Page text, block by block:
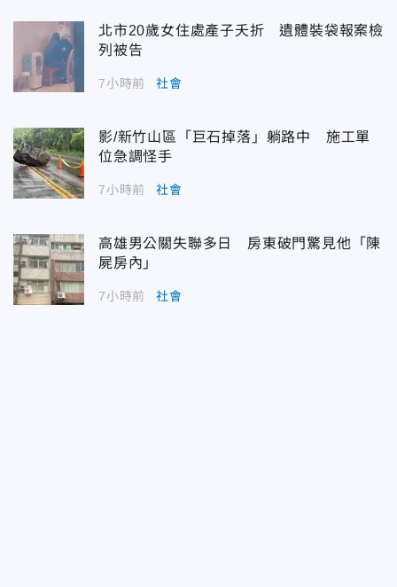
北市20歲女住處產子夭折 遺體裝袋報案檢
列被告
7小時前 社會
影/新竹山區「巨石掉落」躺路中 施工單
位急調怪手
7小時前 社會
高雄男公關失聯多日 房東破門驚見他「陳
屍房內」
7小時前 社會